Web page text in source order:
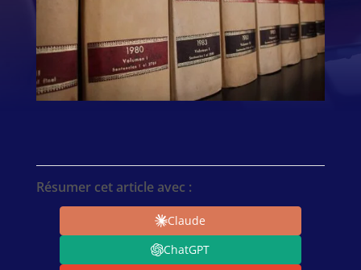
Résumer cet article avec :
Claude
ChatGPT